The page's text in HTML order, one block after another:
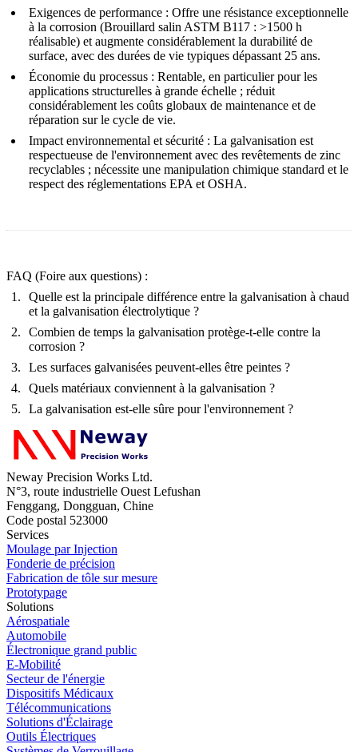
Exigences de performance : Offre une résistance exceptionnelle
à la corrosion (Brouillard salin ASTM B117 : >1500 h
réalisable) et augmente considérablement la durabilité de
surface, avec des durées de vie typiques dépassant 25 ans.
Économie du processus : Rentable, en particulier pour les
applications structurelles à grande échelle ; réduit
considérablement les coûts globaux de maintenance et de
réparation sur le cycle de vie.
Impact environnemental et sécurité : La galvanisation est
respectueuse de l'environnement avec des revêtements de zinc
recyclables ; nécessite une manipulation chimique standard et le
respect des réglementations EPA et OSHA.
FAQ (Foire aux questions) :
Quelle est la principale différence entre la galvanisation à chaud
et la galvanisation électrolytique ?
Combien de temps la galvanisation protège-t-elle contre la
corrosion ?
Les surfaces galvanisées peuvent-elles être peintes ?
Quels matériaux conviennent à la galvanisation ?
La galvanisation est-elle sûre pour l'environnement ?
Neway Precision Works Ltd.
N°3, route industrielle Ouest Lefushan
Fenggang, Dongguan, Chine
Code postal 523000
Services
Moulage par Injection
Fonderie de précision
Fabrication de tôle sur mesure
Prototypage
Solutions
Aérospatiale
Automobile
Électronique grand public
E-Mobilité
Secteur de l'énergie
Dispositifs Médicaux
Télécommunications
Solutions d'Éclairage
Outils Électriques